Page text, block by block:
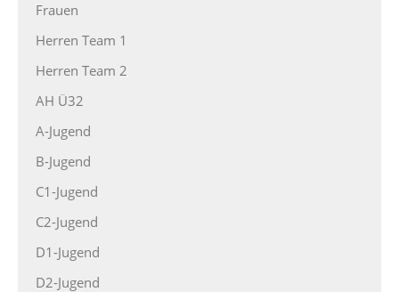
Frauen
Herren Team 1
Herren Team 2
AH Ü32
A-Jugend
B-Jugend
C1-Jugend
C2-Jugend
D1-Jugend
D2-Jugend